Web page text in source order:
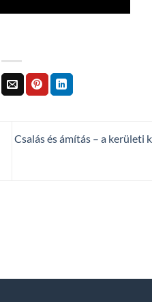
Csalás és ámítás – a kerületi